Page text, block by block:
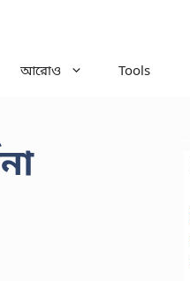
আরোও Tools